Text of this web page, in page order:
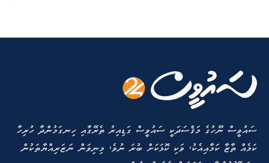
ސައުވީސް ނޫހުގެ މަޤްސަދަކީ ސައުވީސް ގަޑިއިރު ތެރޭގާއި ހިނގަމުންދާ ހުރިހާ
ކަމެއް ތާޒާ ކަމާއިއެކު، ވަކި ކޮޅަކަށް ބުރަ ނުވެ، މިނިވަން ނަޒަރިއްޔާތަކުން